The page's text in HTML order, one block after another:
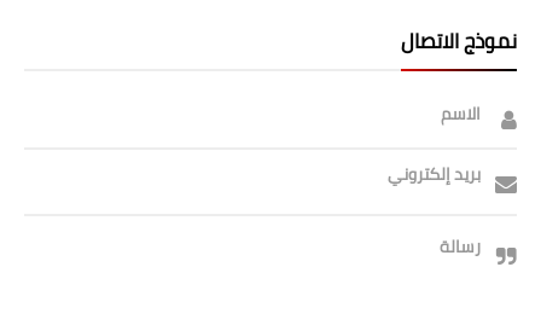
نموذج الاتصال
الاسم
بريد إلكتروني
رسالة